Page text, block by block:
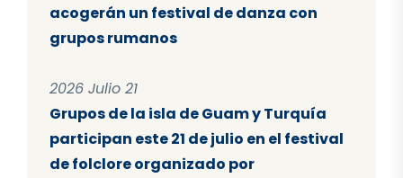
acogerán un festival de danza con
grupos rumanos
2026 Julio 21
Grupos de la isla de Guam y Turquía
participan este 21 de julio en el festival
de folclore organizado por